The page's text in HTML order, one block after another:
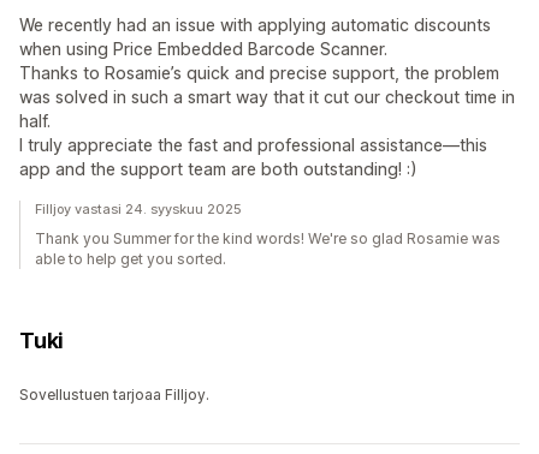
We recently had an issue with applying automatic discounts
when using Price Embedded Barcode Scanner.
Thanks to Rosamie’s quick and precise support, the problem
was solved in such a smart way that it cut our checkout time in
half.
I truly appreciate the fast and professional assistance—this
app and the support team are both outstanding! :)
Filljoy vastasi 24. syyskuu 2025
Thank you Summer for the kind words! We're so glad Rosamie was
able to help get you sorted.
Tuki
Sovellustuen tarjoaa Filljoy.